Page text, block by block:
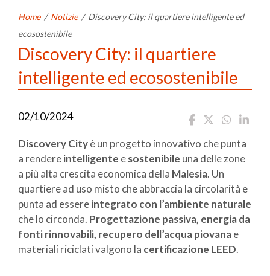
Home / Notizie / Discovery City: il quartiere intelligente ed
ecosostenibile
Discovery City: il quartiere
intelligente ed ecosostenibile
02/10/2024
Discovery Cityè un progetto innovativo che punta
a rendereintelligente esostenibile una delle zone
a più alta crescita economica della Malesia. Un
quartiere ad uso misto che abbraccia la circolarità e
punta ad essereintegrato con l’ambiente naturale
che lo circonda. Progettazione passiva, energia da
fonti rinnovabili, recupero dell’acqua piovanae
materiali riciclati valgono la certificazione LEED.